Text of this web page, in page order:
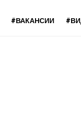
#ВАКАНСИИ